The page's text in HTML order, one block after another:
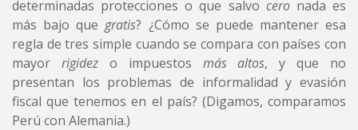
determinadas protecciones o que salvo ceronada es
más bajo quegratis? ¿Cómo se puede mantener esa
regla de tres simple cuando se compara con países con
mayor rigidezo impuestos más altos, y que no
presentan los problemas de informalidad y evasión
fiscal que tenemos en el país? (Digamos, comparamos
Perú con Alemania.)